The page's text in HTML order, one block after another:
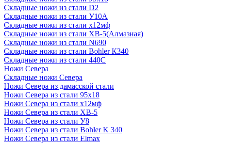
Складные ножи из стали D2
Складные ножи из стали У10А
Складные ножи из стали х12мф
Складные ножи из стали ХВ-5(Алмазная)
Складные ножи из стали N690
Складные ножи из стали Bohler К340
Складные ножи из стали 440С
Ножи Севера
Складные ножи Севера
Ножи Севера из дамасской стали
Ножи Севера из стали 95х18
Ножи Севера из стали х12мф
Ножи Севера из стали ХВ-5
Ножи Севера из стали У8
Ножи Севера из стали Bohler K 340
Ножи Севера из стали Elmax